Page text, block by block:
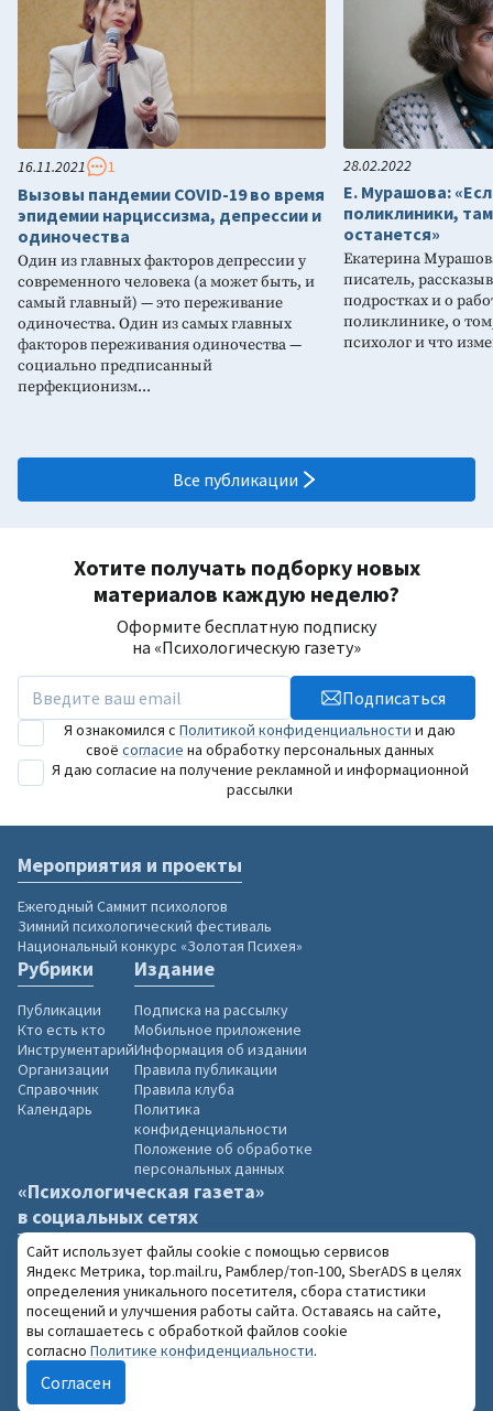
16.11.2021 1
Вызовы пандемии COVID-19 во время
эпидемии нарциссизма, депрессии и
одиночества
Один из главных факторов депрессии у
современного человека (а может быть, и
самый главный) — это переживание
одиночества. Один из самых главных
факторов переживания одиночества —
социально предписанный
перфекционизм...
28.02.2022
Е. Мурашова:
поликлиники,
останется»
Екатерина
писатель,
подростках и о
поликлинике, о
психолог и что
Все публикации
Хотите получать подборку новых
материалов каждую неделю?
Оформите бесплатную подписку
на «Психологическую газету»
Подписаться
Я ознакомился с Политикой конфиденциальности и даю
своё согласие на обработку персональных данных
Я даю согласие на получение рекламной и информационной
рассылки
Мероприятия и проекты
Ежегодный Саммит психологов
Зимний психологический фестиваль
Национальный конкурс «Золотая Психея»
Рубрики
Публикации
Кто есть кто
Инструментарий
Организации
Справочник
Календарь
Издание
Подписка на рассылку
Мобильное приложение
Информация об издании
Правила публикации
Правила клуба
Политика
конфиденциальности
Положение об обработке
персональных данных
«Психологическая газета»
в социальных сетях
2004–2026 «Психологическая газета»
При использовании материалов сайта
обязательна ссылка на www.psy.su
18+
Сайт использует файлы cookie с помощью сервисов
Яндекс Метрика, top.mail.ru, Рамблер/топ-100, SberADS в целях
определения уникального посетителя, сбора статистики
посещений и улучшения работы сайта. Оставаясь на сайте,
вы соглашаетесь с обработкой файлов cookie
согласно Политике конфиденциальности.
Согласен